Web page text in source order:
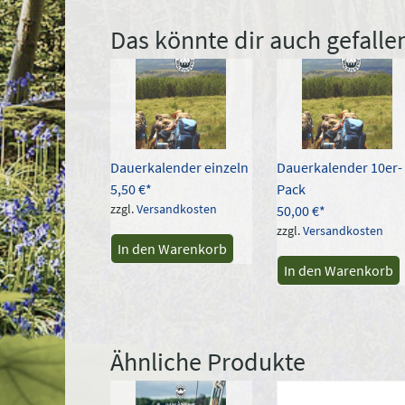
Das könnte dir auch
Dauerkalender einzeln
5,50€
zzgl.Versandkosten
In den Warenkorb
Dauerkalender 10er-
Pack
50,00€
zzgl.Versandkosten
In den Warenkorb
Ähnliche Produkte